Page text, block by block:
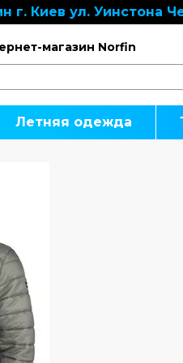
г. Киев ул. Уинстона
магазин Norfin
Летняя одежда